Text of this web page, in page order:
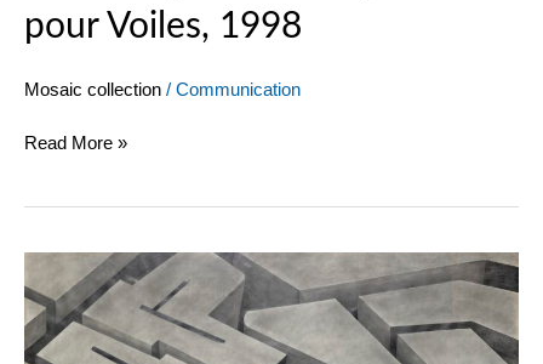
pour Voiles, 1998
Mosaic collection / Communication
Read More »
Stämpfli,
362
S,